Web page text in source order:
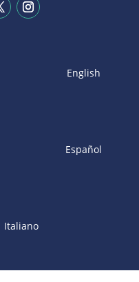
English
Español
Italiano